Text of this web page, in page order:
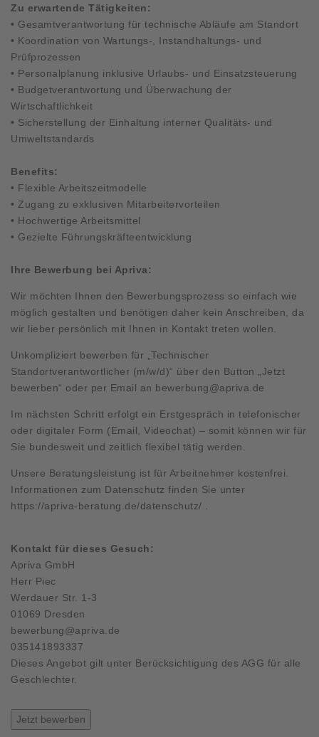
Zu erwartende Tätigkeiten:
• Gesamtverantwortung für technische Abläufe am Standort
• Koordination von Wartungs-, Instandhaltungs- und
Prüfprozessen
• Personalplanung inklusive Urlaubs- und Einsatzsteuerung
• Budgetverantwortung und Überwachung der
Wirtschaftlichkeit
• Sicherstellung der Einhaltung interner Qualitäts- und
Umweltstandards
Benefits:
• Flexible Arbeitszeitmodelle
• Zugang zu exklusiven Mitarbeitervorteilen
• Hochwertige Arbeitsmittel
• Gezielte Führungskräfteentwicklung
Ihre Bewerbung bei Apriva:
Wir möchten Ihnen den Bewerbungsprozess so einfach wie
möglich gestalten und benötigen daher kein Anschreiben, da
wir lieber persönlich mit Ihnen in Kontakt treten wollen.
Unkompliziert bewerben für „Technischer
Standortverantwortlicher (m/w/d)“ über den Button „Jetzt
bewerben“ oder per Email an bewerbung@apriva.de
Im nächsten Schritt erfolgt ein Erstgespräch in telefonischer
oder digitaler Form (Email, Videochat) – somit können wir für
Sie bundesweit und zeitlich flexibel tätig werden.
Unsere Beratungsleistung ist für Arbeitnehmer kostenfrei.
Informationen zum Datenschutz finden Sie unter
https://apriva-beratung.de/datenschutz/
Kontakt für dieses Gesuch:
Apriva GmbH
Herr Piec
Werdauer Str. 1-3
01069 Dresden
bewerbung@apriva.de
035141893337
Dieses Angebot gilt unter Berücksichtigung des AGG für alle
Geschlechter.
Jetzt bewerben